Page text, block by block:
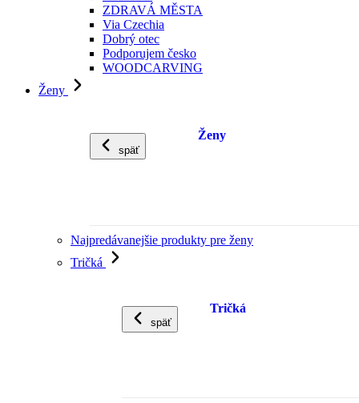
ZDRAVÁ MĚSTA
Via Czechia
Dobrý otec
Podporujem česko
WOODCARVING
Ženy
späť
Ženy
Najpredávanejšie produkty pre ženy
Tričká
späť
Tričká